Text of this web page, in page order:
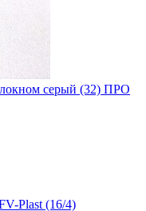
серый (32) ПРО